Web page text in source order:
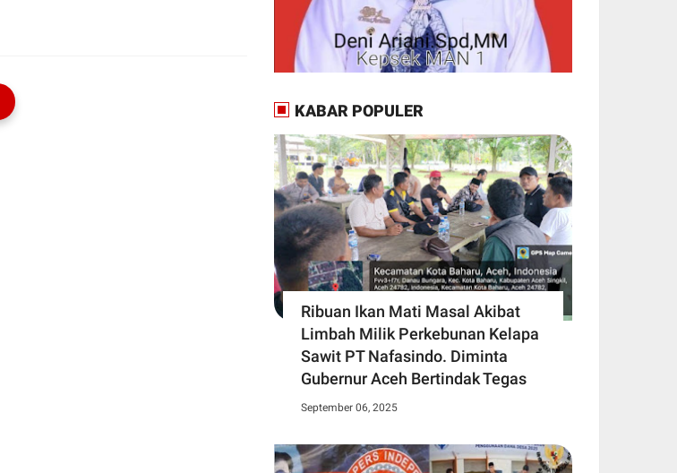
KABAR POPULER
Ribuan Ikan Mati Masal Akibat
Limbah Milik Perkebunan Kelapa
Sawit PT Nafasindo. Diminta
Gubernur Aceh Bertindak Tegas
September 06, 2025